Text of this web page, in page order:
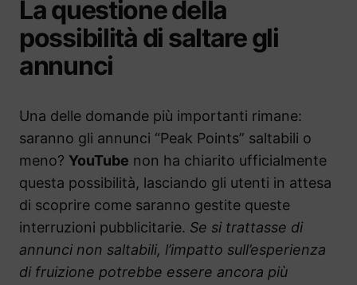
La questione della
possibilità di saltare gli
annunci
Una delle domande più importanti rimane:
saranno gli annunci “Peak Points” saltabili o
meno? YouTube non ha chiarito ufficialmente
questa possibilità, lasciando gli utenti in attesa
di scoprire come saranno gestite queste
interruzioni pubblicitarie. Se si trattasse di
annunci non saltabili, l’impatto sull’esperienza
di fruizione potrebbe essere ancora più